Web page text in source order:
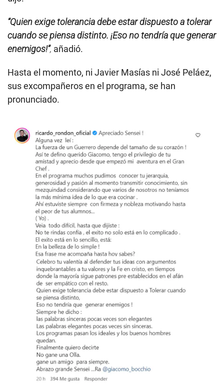
“Quien exige tolerancia debe estar dispuesto a tolerar
cuando se piensa distinto. ¡Eso no tendría que generar
enemigos!”, añadió.
Hasta el momento, ni Javier Masías ni José Peláez,
sus excompañeros en el programa, se han
pronunciado.